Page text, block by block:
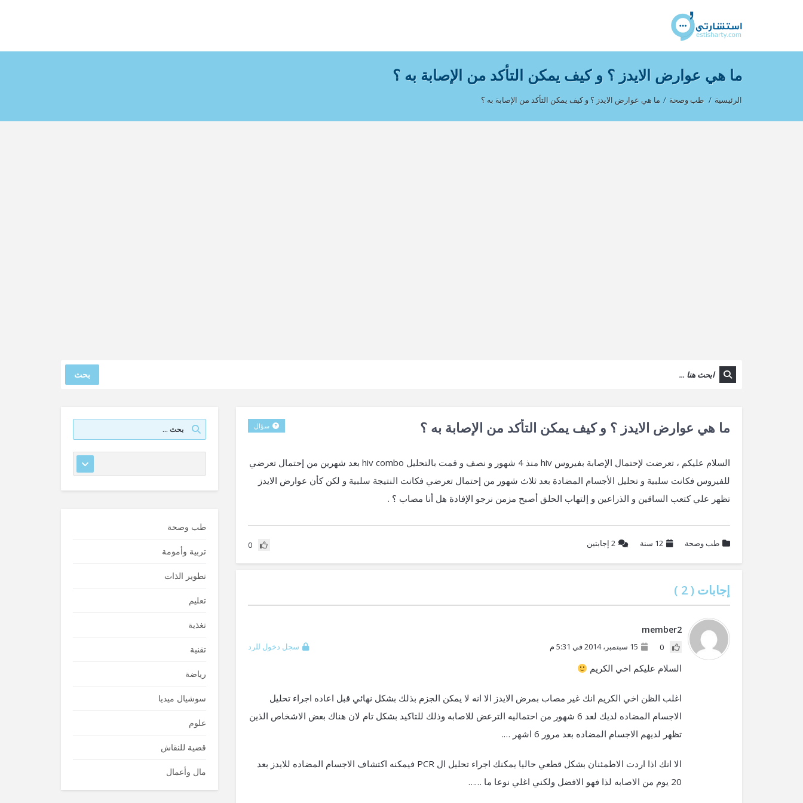
ما هي عوارض الايدز ؟ و كيف يمكن التأكد من الإصابة به ؟
الرئيسية / طب وصحة / ما هي عوارض الايدز ؟ و كيف يمكن التأكد من الإصابة به ؟
بحث
ما هي عوارض الايدز ؟ و كيف يمكن التأكد من الإصابة به ؟ سؤال
السلام عليكم ، تعرضت لإحتمال الإصابة بفيروس hiv منذ 4 شهور و نصف و قمت بالتحليل hiv combo بعد شهرين من إحتمال تعرضي
للفيروس فكانت سلبية و تحليل الأجسام المضادة بعد ثلاث شهور من إحتمال تعرضي فكانت النتيجة سلبية و لكن كأن عوارض الايدز
تظهر علي كتعب الساقين و الذراعين و إلتهاب الحلق أصبح مزمن نرجو الإفادة هل أنا مصاب ؟ .
طب وصحة 12 سنة 2 إجابتين 0
إجابات (2
)
member2
0 15 سبتمبر، 2014 في 5:31 م سجل دخول للرد
السلام عليكم اخي الكريم
اغلب الظن اخي الكريم انك غير مصاب بمرض الايدز الا انه لا يمكن الجزم بذلك بشكل نهائي قبل اعاده اجراء تحليل
الاجسام المضاده لديك لعد 6 شهور من احتماليه الترعض للاصابه وذلك للتاكيد بشكل تام لان هناك بعض الاشخاص الذين
تظهر لديهم الاجسام المضاده بعد مرور 6 اشهر ….
الا انك اذا اردت الاطمئنان بشكل قطعي حاليا يمكنك اجراء تحليل ال PCR فيمكنه اكتشاف الاجسام المضاده للايدز بعد
20 يوم من الاصابه لذا فهو الافضل ولكني اغلي نوعا ما ……
طب وصحة
تربية وأمومة
تطوير الذات
تعليم
تغذية
تقنية
رياضة
سوشيال ميديا
علوم
قضية للنقاش
مال وأعمال